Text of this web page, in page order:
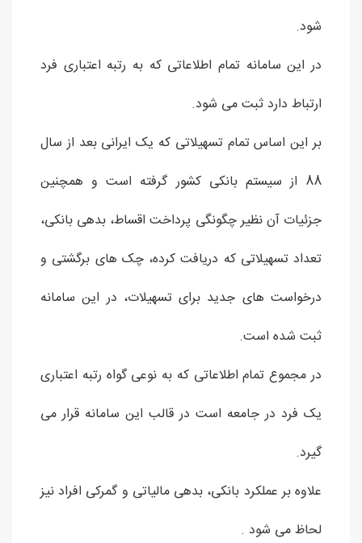
شود.
در این سامانه تمام اطلاعاتی که به رتبه اعتباری فرد
ارتباط دارد ثبت می شود.
بر این اساس تمام تسهیلاتی که یک ایرانی بعد از سال
88 از سیستم بانکی کشور گرفته است و همچنین
جزئیات آن نظیر چگونگی پرداخت اقساط، بدهی بانکی،
تعداد تسهیلاتی که دریافت کرده، چک های برگشتی و
درخواست های جدید برای تسهیلات، در این سامانه
ثبت شده است.
در مجموع تمام اطلاعاتی که به نوعی گواه رتبه اعتباری
یک فرد در جامعه است در قالب این سامانه قرار می
گیرد.
علاوه بر عملکرد بانکی، بدهی مالیاتی و گمرکی افراد نیز
لحاظ می شود .